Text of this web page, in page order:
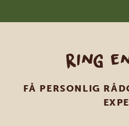
Ring
FÅ PERSONLIG